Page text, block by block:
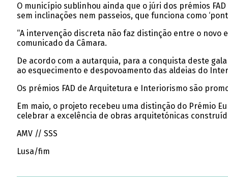
O município sublinhou ainda que o júri dos prémios
sem inclinações nem passeios, que funciona como
“A intervenção discreta não faz distinção entre o
comunicado da Câmara.
De acordo com a autarquia, para a conquista deste
ao esquecimento e despovoamento das aldeias do
Os prémios FAD de Arquitetura e Interiorismo são
Em maio, o projeto recebeu uma distinção do Prémio
celebrar a excelência de obras arquitetónicas
AMV // SSS
Lusa/fim